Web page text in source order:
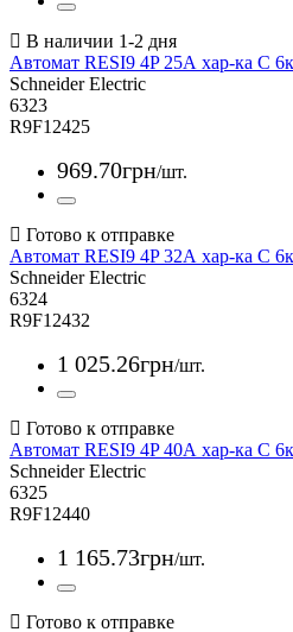
Автомат RESI9 4P 25А хар-ка С
Schneider Electric
6323
R9F12425
969.70грн/шт.
Автомат RESI9 4P 32А хар-ка С
Schneider Electric
6324
R9F12432
1 025.26грн/шт.
Автомат RESI9 4P 40А хар-ка С
Schneider Electric
6325
R9F12440
1 165.73грн/шт.